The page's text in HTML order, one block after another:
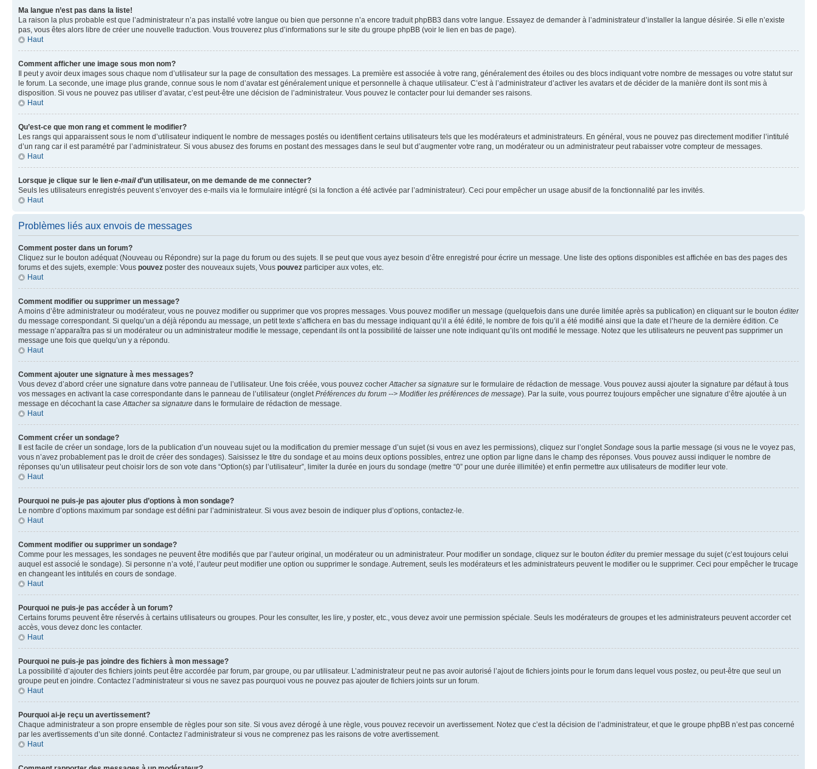
Ma langue n’est pas dans la liste!
La raison la plus probable est que l’administrateur n’a pas installé votre langue ou bien que personne n’a encore traduit phpBB3 dans votre langue. Essayez de demander à l’administrateur d’installer la langue désirée. Si elle n’existe
pas, vous êtes alors libre de créer une nouvelle traduction. Vous trouverez plus d’informations sur le site du groupe phpBB (voir le lien en bas de page).
Haut
Comment afficher une image sous mon nom?
Il peut y avoir deux images sous chaque nom d’utilisateur sur la page de consultation des messages. La première est associée à votre rang, généralement des étoiles ou des blocs indiquant votre nombre de messages ou votre statut sur
le forum. La seconde, une image plus grande, connue sous le nom d’avatar est généralement unique et personnelle à chaque utilisateur. C’est à l’administrateur d’activer les avatars et de décider de la manière dont ils sont mis à
disposition. Si vous ne pouvez pas utiliser d’avatar, c’est peut-être une décision de l’administrateur. Vous pouvez le contacter pour lui demander ses raisons.
Haut
Qu’est-ce que mon rang et comment le modifier?
Les rangs qui apparaissent sous le nom d’utilisateur indiquent le nombre de messages postés ou identifient certains utilisateurs tels que les modérateurs et administrateurs. En général, vous ne pouvez pas directement modifier l’intitulé
d’un rang car il est paramétré par l’administrateur. Si vous abusez des forums en postant des messages dans le seul but d’augmenter votre rang, un modérateur ou un administrateur peut rabaisser votre compteur de messages.
Haut
Lorsque je clique sur le lien e-maild’un utilisateur, on me demande de me connecter?
Seuls les utilisateurs enregistrés peuvent s’envoyer des e-mails via le formulaire intégré (si la fonction a été activée par l’administrateur). Ceci pour empêcher un usage abusif de la fonctionnalité par les invités.
Haut
Problèmes liés aux envois de messages
Comment poster dans un forum?
Cliquez sur le bouton adéquat (Nouveau ou Répondre) sur la page du forum ou des sujets. Il se peut que vous ayez besoin d’être enregistré pour écrire un message. Une liste des options disponibles est affichée en bas des pages des
forums et des sujets, exemple: Vous pouvez poster des nouveaux sujets, Vous pouvez participer aux votes, etc.
Haut
Comment modifier ou supprimer un message?
A moins d’être administrateur ou modérateur, vous ne pouvez modifier ou supprimer que vos propres messages. Vous pouvez modifier un message (quelquefois dans une durée limitée après sa publication) en cliquant sur le bouton éditer
du message correspondant. Si quelqu’un a déjà répondu au message, un petit texte s’affichera en bas du message indiquant qu’il a été édité, le nombre de fois qu’il a été modifié ainsi que la date et l’heure de la dernière édition. Ce
message n’apparaîtra pas si un modérateur ou un administrateur modifie le message, cependant ils ont la possibilité de laisser une note indiquant qu’ils ont modifié le message. Notez que les utilisateurs ne peuvent pas supprimer un
message une fois que quelqu’un y a répondu.
Haut
Comment ajouter une signature à mes messages?
Vous devez d’abord créer une signature dans votre panneau de l’utilisateur. Une fois créée, vous pouvez cocherAttacher sa signature sur le formulaire de rédaction de message. Vous pouvez aussi ajouter la signature par défaut à tous
vos messages en activant la case correspondante dans le panneau de l’utilisateur (ongletPréférences du forum --> Modifier les préférences de message). Par la suite, vous pourrez toujours empêcher une signature d’être ajoutée à un
message en décochant la caseAttacher sa signature dans le formulaire de rédaction de message.
Haut
Comment créer un sondage?
Il est facile de créer un sondage, lors de la publication d’un nouveau sujet ou la modification du premier message d’un sujet (si vous en avez les permissions), cliquez sur l’ongletSondage sous la partie message (si vous ne le voyez pas,
vous n’avez probablement pas le droit de créer des sondages). Saisissez le titre du sondage et au moins deux options possibles, entrez une option par ligne dans le champ des réponses. Vous pouvez aussi indiquer le nombre de
réponses qu’un utilisateur peut choisir lors de son vote dans “Option(s) par l’utilisateur”, limiter la durée en jours du sondage (mettre “0” pour une durée illimitée) et enfin permettre aux utilisateurs de modifier leur vote.
Haut
Pourquoi ne puis-je pas ajouter plus d’options à mon sondage?
Le nombre d’options maximum par sondage est défini par l’administrateur. Si vous avez besoin de indiquer plus d’options, contactez-le.
Haut
Comment modifier ou supprimer un sondage?
Comme pour les messages, les sondages ne peuvent être modifiés que par l’auteur original, un modérateur ou un administrateur. Pour modifier un sondage, cliquez sur le bouton éditerdu premier message du sujet (c’est toujours celui
auquel est associé le sondage). Si personne n’a voté, l’auteur peut modifier une option ou supprimer le sondage. Autrement, seuls les modérateurs et les administrateurs peuvent le modifier ou le supprimer. Ceci pour empêcher le trucage
en changeant les intitulés en cours de sondage.
Haut
Pourquoi ne puis-je pas accéder à un forum?
Certains forums peuvent être réservés à certains utilisateurs ou groupes. Pour les consulter, les lire, y poster, etc., vous devez avoir une permission spéciale. Seuls les modérateurs de groupes et les administrateurs peuvent accorder cet
accès, vous devez donc les contacter.
Haut
Pourquoi ne puis-je pas joindre des fichiers à mon message?
La possibilité d’ajouter des fichiers joints peut être accordée par forum, par groupe, ou par utilisateur. L’administrateur peut ne pas avoir autorisé l’ajout de fichiers joints pour le forum dans lequel vous postez, ou peut-être que seul un
groupe peut en joindre. Contactez l’administrateur si vous ne savez pas pourquoi vous ne pouvez pas ajouter de fichiers joints sur un forum.
Haut
Pourquoi ai-je reçu un avertissement?
Chaque administrateur a son propre ensemble de règles pour son site. Si vous avez dérogé à une règle, vous pouvez recevoir un avertissement. Notez que c’est la décision de l’administrateur, et que le groupe phpBB n’est pas concerné
par les avertissements d’un site donné. Contactez l’administrateur si vous ne comprenez pas les raisons de votre avertissement.
Haut